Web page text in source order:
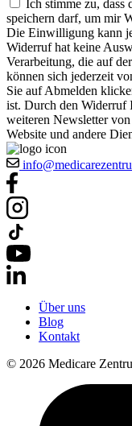
Ich stimme zu, dass
speichern darf, um mir
Die Einwilligung kann
Widerruf hat keine
Verarbeitung, die auf
können sich jederzeit
Sie auf Abmelden
ist. Durch den Widerruf
weiteren Newsletter
Website und andere
Über uns
Blog
Kontakt
© 2026 Medicare